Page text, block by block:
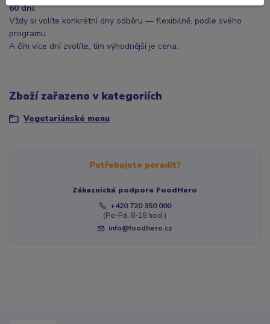
60 dní.
Vždy si volíte konkrétní dny odběru — flexibilně, podle svého
programu.
A čím více dní zvolíte, tím výhodnější je cena.
Zboží zařazeno v kategoriích
Vegetariánské menu
Potřebujete poradit?
Zákaznická podpora FoodHero
+420 720 350 000
(Po-Pá, 8-18 hod.)
info@foodhero.cz